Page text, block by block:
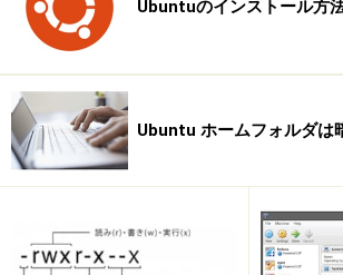
Ubuntuのインストール方
Ubuntu ホームフォルダは